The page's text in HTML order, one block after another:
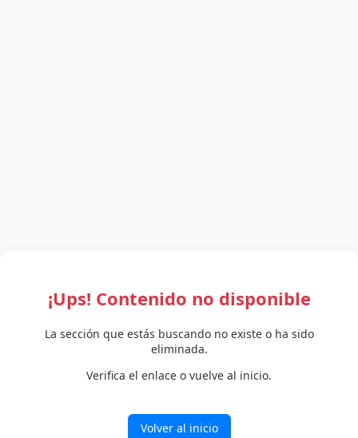
¡Ups! Contenido no disponible
La sección que estás buscando no existe o ha sido
eliminada.
Verifica el enlace o vuelve al inicio.
Volver al inicio